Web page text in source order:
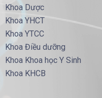
Khoa Dược
Khoa YHCT
Khoa YTCC
Khoa Điều dưỡng
Khoa Khoa học Y Sinh
Khoa KHCB